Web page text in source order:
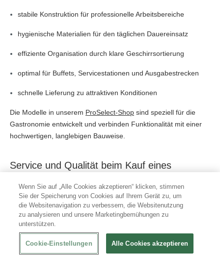
stabile Konstruktion für professionelle Arbeitsbereiche
hygienische Materialien für den täglichen Dauereinsatz
effiziente Organisation durch klare Geschirrsortierung
optimal für Buffets, Servicestationen und Ausgabestrecken
schnelle Lieferung zu attraktiven Konditionen
Die Modelle in unserem ProSelect-Shop sind speziell für die
Gastronomie entwickelt und verbinden Funktionalität mit einer
hochwertigen, langlebigen Bauweise.
Service und Qualität beim Kauf eines
Sie möchten einen Tellerstapler kaufen, der exakt zu Ihrem
Gastronomiebetrieb passt? In unserem Sortiment finden Sie
Modelle, die auf
eine strukturierte Präsentation von Geschirr zuverlässig
unterstützen. Bei Fragen, Sonderwünschen oder individuellen
Wenn Sie auf „Alle Cookies akzeptieren“ klicken, stimmen
Sie der Speicherung von Cookies auf Ihrem Gerät zu, um
die Websitenavigation zu verbessern, die Websitenutzung
zu analysieren und unsere Marketingbemühungen zu
unterstützen.
Cookie-Einstellungen Alle Cookies akzeptieren